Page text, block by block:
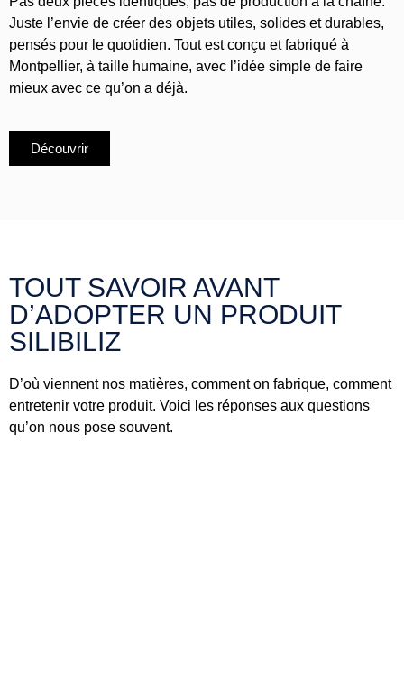
Juste l’envie de créer des objets utiles, solides et durables,
pensés pour le quotidien. Tout est conçu et fabriqué à
Montpellier, à taille humaine, avec l’idée simple de faire
mieux avec ce qu’on a déjà.
Découvrir
TOUT SAVOIR AVANT
D’ADOPTER UN PRODUIT
SILIBILIZ
D’où viennent nos matières, comment on fabrique, comment
entretenir votre produit. Voici les réponses aux questions
qu’on nous pose souvent.